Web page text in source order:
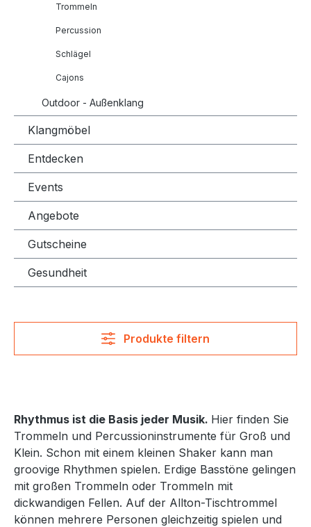
Trommeln
Percussion
Schlägel
Cajons
Outdoor - Außenklang
Klangmöbel
Entdecken
Events
Angebote
Gutscheine
Gesundheit
Produkte filtern
Rhythmus ist die Basis jeder Musik. Hier finden Sie
Trommeln und Percussioninstrumente für Groß und
Klein. Schon mit einem kleinen Shaker kann man
groovige Rhythmen spielen. Erdige Basstöne gelingen
mit großen Trommeln oder Trommeln mit
dickwandigen Fellen. Auf der Allton-Tischtrommel
können mehrere Personen gleichzeitig spielen und